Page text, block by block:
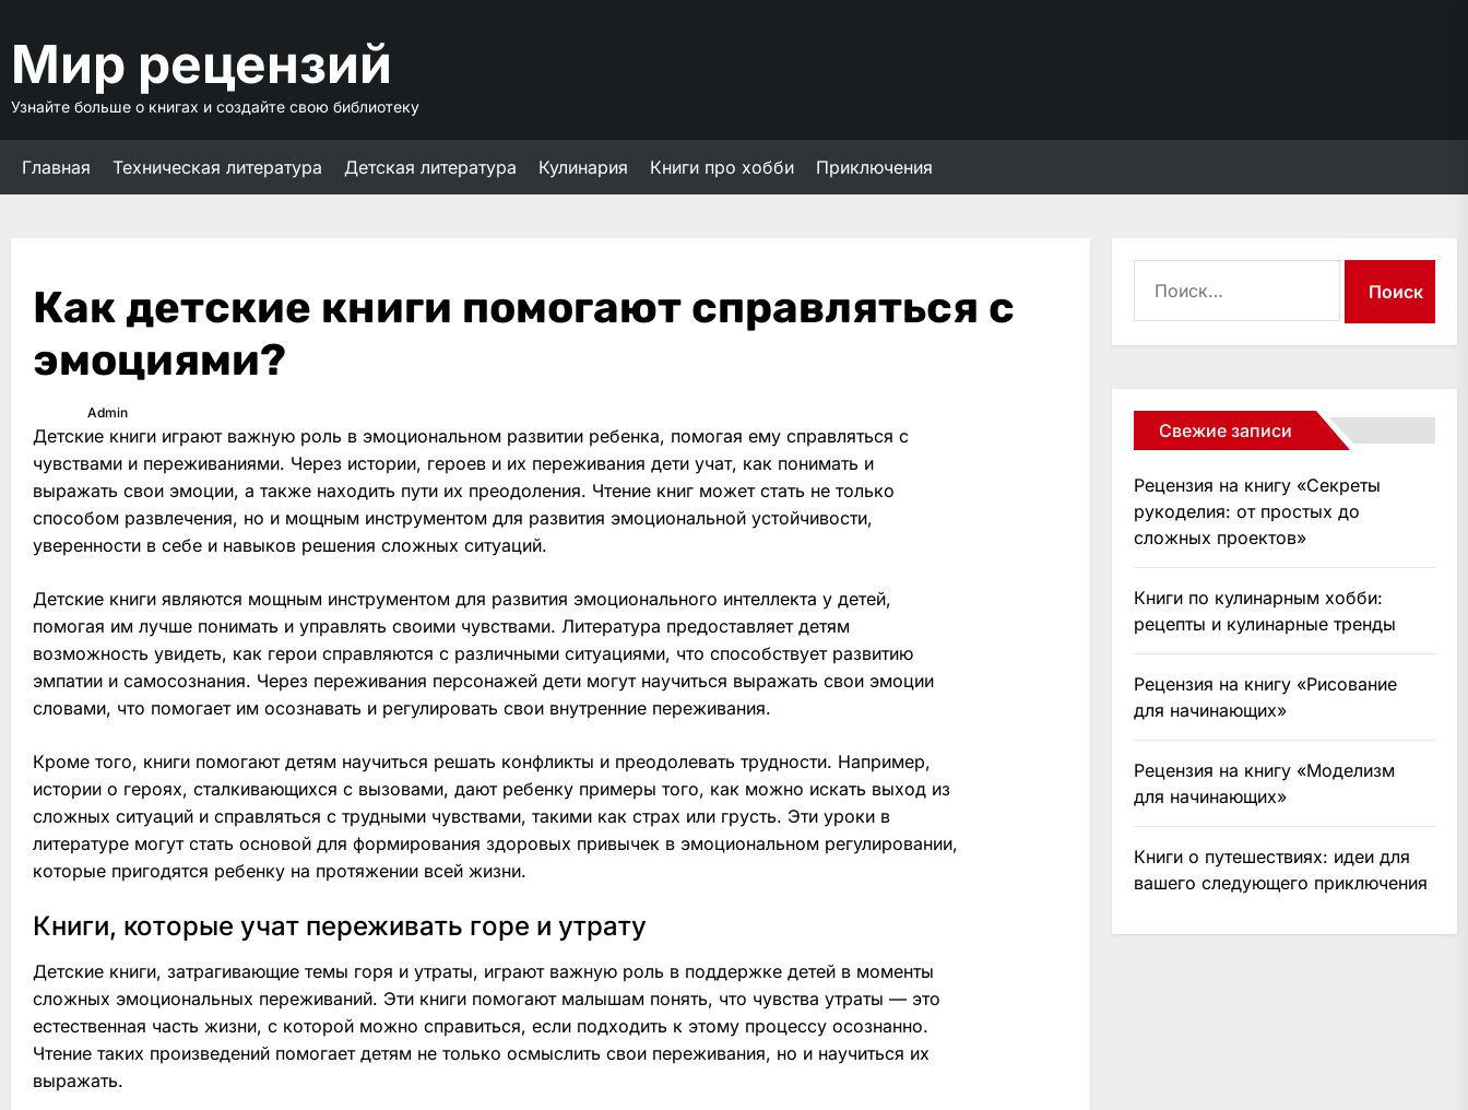
содержимому
Мир рецензий
Узнайте больше о книгах и создайте свою библиотеку
Главная Техническая литература Детская литература Кулинария Книги про хобби Приключения
Как детские книги помогают справляться с
эмоциями?
Admin
Детские книги играют важную роль в эмоциональном развитии ребенка, помогая ему справляться с
чувствами и переживаниями. Через истории, героев и их переживания дети учат, как понимать и
выражать свои эмоции, а также находить пути их преодоления. Чтение книг может стать не только
способом развлечения, но и мощным инструментом для развития эмоциональной устойчивости,
уверенности в себе и навыков решения сложных ситуаций.
Детские книги являются мощным инструментом для развития эмоционального интеллекта у детей,
помогая им лучше понимать и управлять своими чувствами. Литература предоставляет детям
возможность увидеть, как герои справляются с различными ситуациями, что способствует развитию
эмпатии и самосознания. Через переживания персонажей дети могут научиться выражать свои эмоции
словами, что помогает им осознавать и регулировать свои внутренние переживания.
Кроме того, книги помогают детям научиться решать конфликты и преодолевать трудности. Например,
истории о героях, сталкивающихся с вызовами, дают ребенку примеры того, как можно искать выход из
сложных ситуаций и справляться с трудными чувствами, такими как страх или грусть. Эти уроки в
литературе могут стать основой для формирования здоровых привычек в эмоциональном регулировании,
которые пригодятся ребенку на протяжении всей жизни.
Книги, которые учат переживать горе и утрату
Детские книги, затрагивающие темы горя и утраты, играют важную роль в поддержке детей в моменты
сложных эмоциональных переживаний. Эти книги помогают малышам понять, что чувства утраты — это
естественная часть жизни, с которой можно справиться, если подходить к этому процессу осознанно.
Чтение таких произведений помогает детям не только осмыслить свои переживания, но и научиться их
выражать.
Свежие записи
Рецензия на книгу «Секреты
рукоделия: от простых до
сложных проектов»
Книги по кулинарным хобби:
рецепты и кулинарные тренды
Рецензия на книгу «Рисование
для начинающих»
Рецензия на книгу «Моделизм
для начинающих»
Книги о путешествиях: идеи для
вашего следующего приключения